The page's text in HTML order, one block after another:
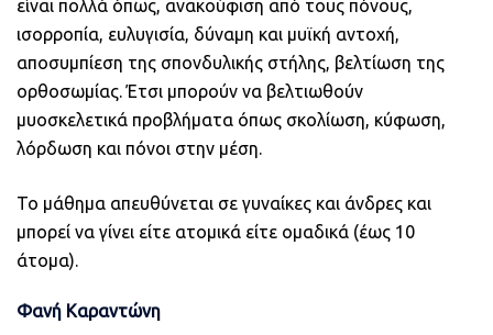
είναι πολλά όπως, ανακούφιση από τους πόνους,
ισορροπία, ευλυγισία, δύναμη και μυϊκή αντοχή,
αποσυμπίεση της σπονδυλικής στήλης, βελτίωση της
ορθοσωμίας. Έτσι μπορούν να βελτιωθούν
μυοσκελετικά προβλήματα όπως σκολίωση, κύφωση,
λόρδωση και πόνοι στην μέση.
Το μάθημα απευθύνεται σε γυναίκες και άνδρες και
μπορεί να γίνει είτε ατομικά είτε ομαδικά (έως 10
άτομα).
Φανή Καραντώνη